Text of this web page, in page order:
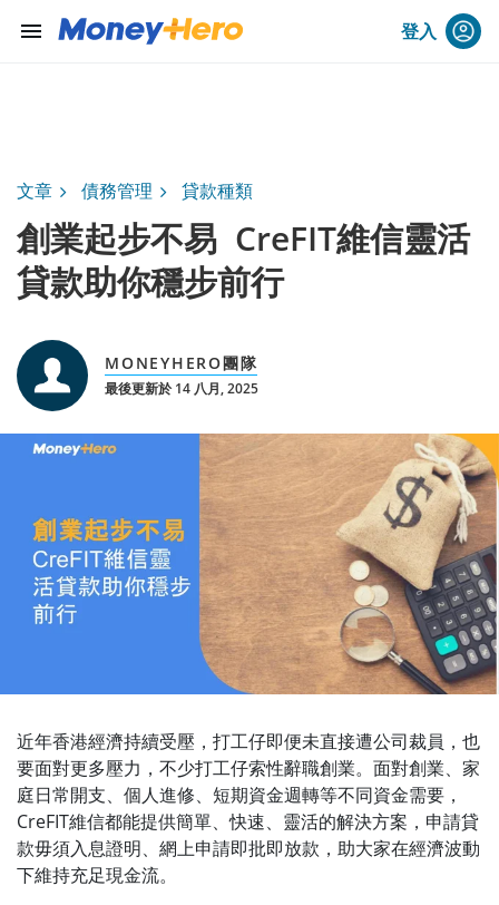
menu 登入
文章 債務管理 貸款種類
創業起步不易 CreFIT維信靈活
貸款助你穩步前行
MONEYHERO團隊
最後更新於 14 八月, 2025
近年香港經濟持續受壓，打工仔即便未直接遭公司裁員，也
要面對更多壓力，不少打工仔索性辭職創業。面對創業、家
庭日常開支、個人進修、短期資金週轉等不同資金需要，
CreFIT維信都能提供簡單、快速、靈活的解決方案，申請貸
款毋須入息證明、網上申請即批即放款，助大家在經濟波動
下維持充足現金流。